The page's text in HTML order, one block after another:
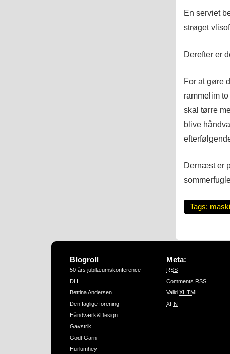
En serviet
strøget
Derefter er
For at gøre
rammelim
skal tørre
blive
Dernæst er
Tags:
Blogroll
50 års jubilæumskonference –
DH
Bettina Andersen
Den faglige forening
Håndværk&Design
Gavstrik
Godt Garn
Hurlumhey
Meta:
RSS
Comments RSS
Valid XHTML
XFN